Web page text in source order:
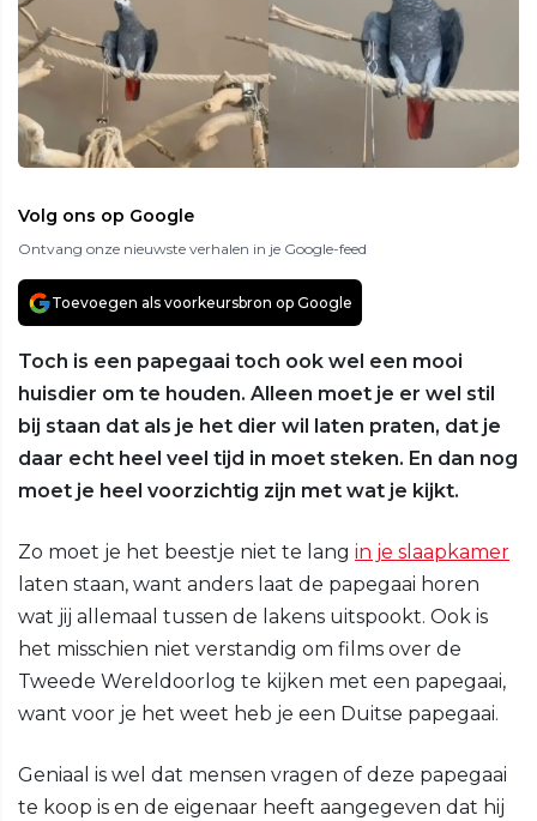
Volg ons op Google
Ontvang onze nieuwste verhalen in je Google-feed
Toevoegen als voorkeursbron op Google
Toch is een papegaai toch ook wel een mooi
huisdier om te houden. Alleen moet je er wel stil
bij staan dat als je het dier wil laten praten, dat je
daar echt heel veel tijd in moet steken. En dan nog
moet je heel voorzichtig zijn met wat je kijkt.
Zo moet je het beestje niet te lang in je slaapkamer
laten staan, want anders laat de papegaai horen
wat jij allemaal tussen de lakens uitspookt. Ook is
het misschien niet verstandig om films over de
Tweede Wereldoorlog te kijken met een papegaai,
want voor je het weet heb je een Duitse papegaai.
Geniaal is wel dat mensen vragen of deze papegaai
te koop is en de eigenaar heeft aangegeven dat hij